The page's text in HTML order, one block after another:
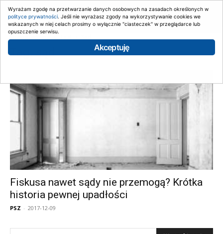
Strona główna
Tag: sąd
Fiskusa nawet sądy nie przemogą? Krótka
historia pewnej upadłości
PSZ - 2017-12-09
Wyrażam zgodę na przetwarzanie danych osobowych na zasadach określonych w
polityce prywatności. Jeśli nie wyrażasz zgody na wykorzystywanie cookies we
wskazanych w niej celach prosimy o wyłącznie "ciasteczek" w przeglądarce lub
opuszczenie serwisu.
Akceptuję